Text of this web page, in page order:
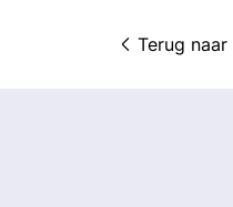
Terug naar